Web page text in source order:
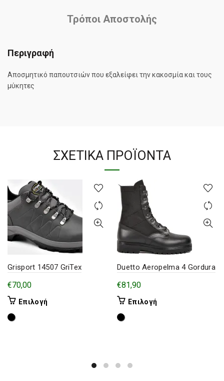
Τρόποι Αποστολής
Περιγραφή
Αποσμητικό παπουτσιών που εξαλείφει την κακοσμία και τους
μύκητες
ΣΧΕΤΙΚΆ ΠΡΟΪΌΝΤΑ
Grisport 14507 GriTex
€70,00
Επιλογή
Duetto Aeropelma 4 Gordura
€81,90
Επιλογή